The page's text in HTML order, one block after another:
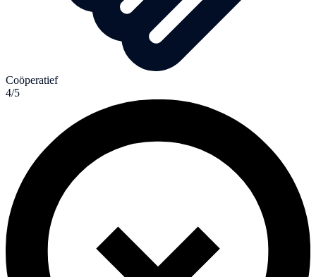
Coöperatief
4/5